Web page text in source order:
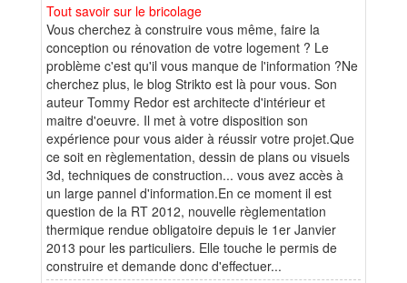
Tout savoir sur le bricolage
Vous cherchez à construire vous même, faire la
conception ou rénovation de votre logement ? Le
problème c'est qu'il vous manque de l'information ?Ne
cherchez plus, le blog Strikto est là pour vous. Son
auteur Tommy Redor est architecte d'intérieur et
maitre d'oeuvre. Il met à votre disposition son
expérience pour vous aider à réussir votre projet.Que
ce soit en règlementation, dessin de plans ou visuels
3d, techniques de construction... vous avez accès à
un large pannel d'information.En ce moment il est
question de la RT 2012, nouvelle règlementation
thermique rendue obligatoire depuis le 1er Janvier
2013 pour les particuliers. Elle touche le permis de
construire et demande donc d'effectuer...